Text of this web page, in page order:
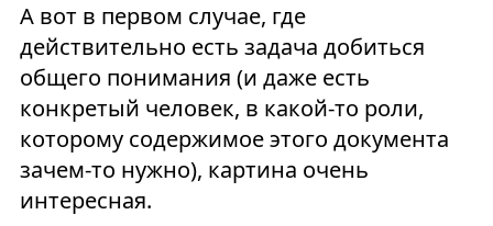
А вот в первом случае, где
действительно есть задача добиться
общего понимания (и даже есть
конкретый человек, в какой-то роли,
которому содержимое этого документа
зачем-то нужно), картина очень
интересная.